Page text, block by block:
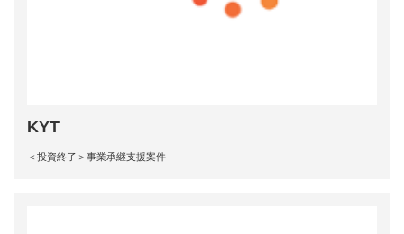
KYT
＜投資終了＞事業承継支援案件